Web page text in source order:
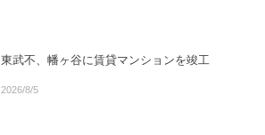
東武不、幡ヶ谷に賃貸マンションを竣工
2026/8/5